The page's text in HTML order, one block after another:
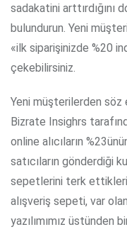
sadakatini arttırdığını
bulundurun. Yeni
«ilk siparişinizde %20
çekebilirsiniz.
Yeni müşterilerden söz
Bizrate Insighrs
online alıcıların
satıcıların gönderdiği
sepetlerini terk
alışveriş sepeti, var
yazılımımız üstünden